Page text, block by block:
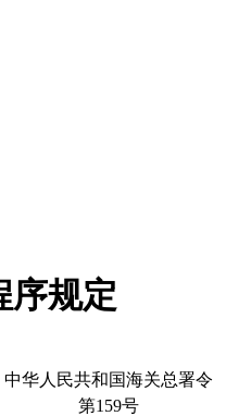
序规定
中华人民共和国海关总署令
第159号